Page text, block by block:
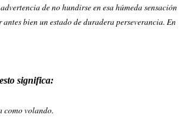
de no hundirse en esa húmeda sensación
bien un estado de duradera perseverancia. En
significa:
como volando.